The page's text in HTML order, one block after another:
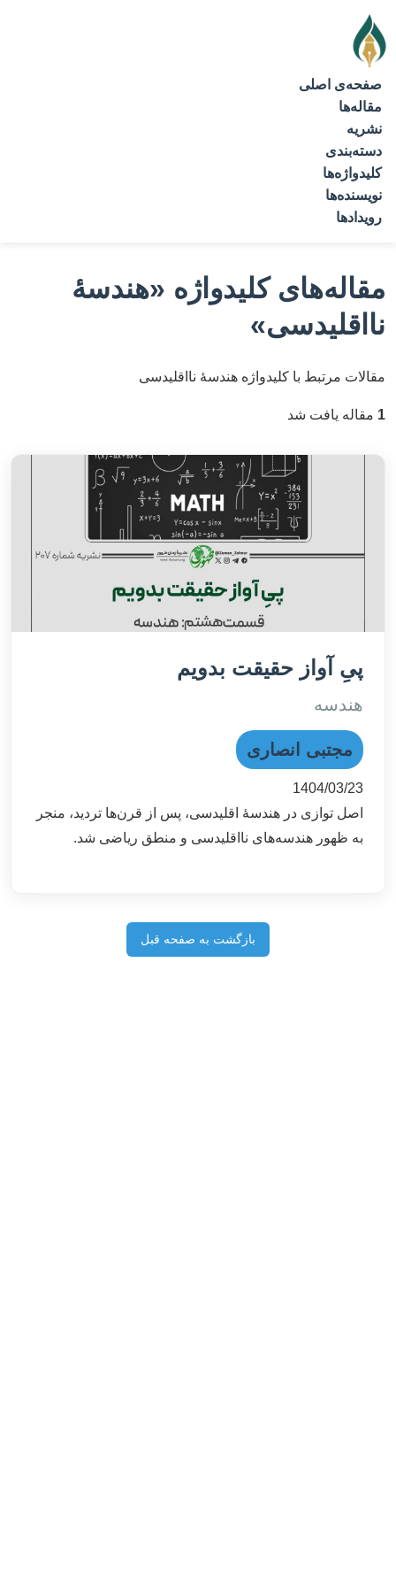
صفحه‌ی اصلی
مقاله‌ها
نشریه
دسته‌بندی
کلیدواژه‌ها
نویسنده‌ها
رویدادها
مقاله‌های کلیدواژه «هندسۀ
نااقلیدسی»
مقالات مرتبط با کلیدواژه هندسۀ نااقلیدسی
1 مقاله یافت شد
پیِ آواز حقیقت بدویم
هندسه
مجتبی انصاری
1404/03/23
اصل توازی در هندسۀ اقلیدسی، پس از قرن‌ها تردید، منجر
به ظهور هندسه‌های نااقلیدسی و منطق ریاضی شد.
بازگشت به صفحه قبل